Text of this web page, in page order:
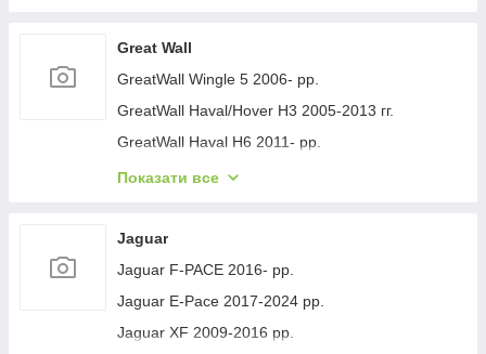
Geely Emgrand EC7 2009- рр.
Geely Emgrand X7 2011- рр.
Geely LC Cross 2008-2016 гг.
Geely MK 2006-2014 рр.
Geely MK Cross 2010-2016 рр.
Great Wall
GreatWall Wingle 5 2006- рр.
GreatWall Haval/Hover H3 2005-2013 гг.
GreatWall Haval H6 2011- рр.
GreatWall Haval F7 2018-2024 рр.
Показати все
Jaguar
Jaguar F-PACE 2016- рр.
Jaguar E-Pace 2017-2024 рр.
Jaguar XF 2009-2016 рр.